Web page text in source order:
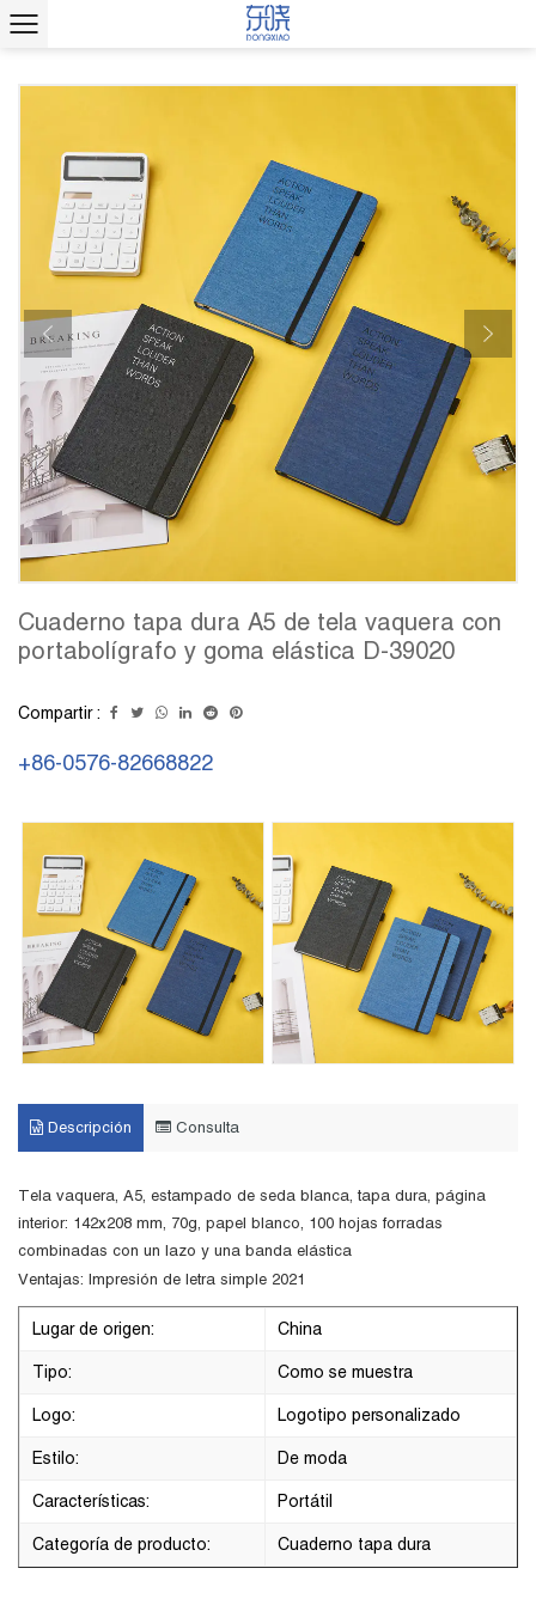
Cuaderno tapa dura A5 de tela vaquera con
portabolígrafo y goma elástica D-39020
Compartir :
+86-0576-82668822
Descripción Consulta
Tela vaquera, A5, estampado de seda blanca, tapa dura, página
interior: 142x208 mm, 70g, papel blanco, 100 hojas forradas
combinadas con un lazo y una banda elástica
Ventajas: Impresión de letra simple 2021
Lugar de origen: China
Tipo: Como se muestra
Logo: Logotipo personalizado
Estilo: De moda
Características: Portátil
Categoría de producto: Cuaderno tapa dura